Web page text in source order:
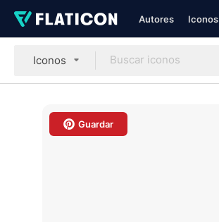
Autores Iconos
Iconos
Guardar